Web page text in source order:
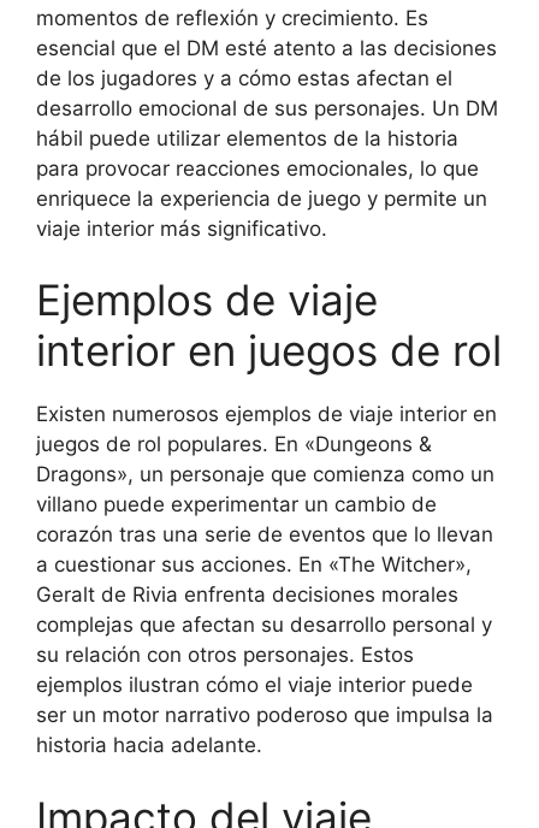
momentos de reflexión y crecimiento. Es
esencial que el DM esté atento a las decisiones
de los jugadores y a cómo estas afectan el
desarrollo emocional de sus personajes. Un DM
hábil puede utilizar elementos de la historia
para provocar reacciones emocionales, lo que
enriquece la experiencia de juego y permite un
viaje interior más significativo.
Ejemplos de viaje
interior en juegos de rol
Existen numerosos ejemplos de viaje interior en
juegos de rol populares. En «Dungeons &
Dragons», un personaje que comienza como un
villano puede experimentar un cambio de
corazón tras una serie de eventos que lo llevan
a cuestionar sus acciones. En «The Witcher»,
Geralt de Rivia enfrenta decisiones morales
complejas que afectan su desarrollo personal y
su relación con otros personajes. Estos
ejemplos ilustran cómo el viaje interior puede
ser un motor narrativo poderoso que impulsa la
historia hacia adelante.
Impacto del viaje